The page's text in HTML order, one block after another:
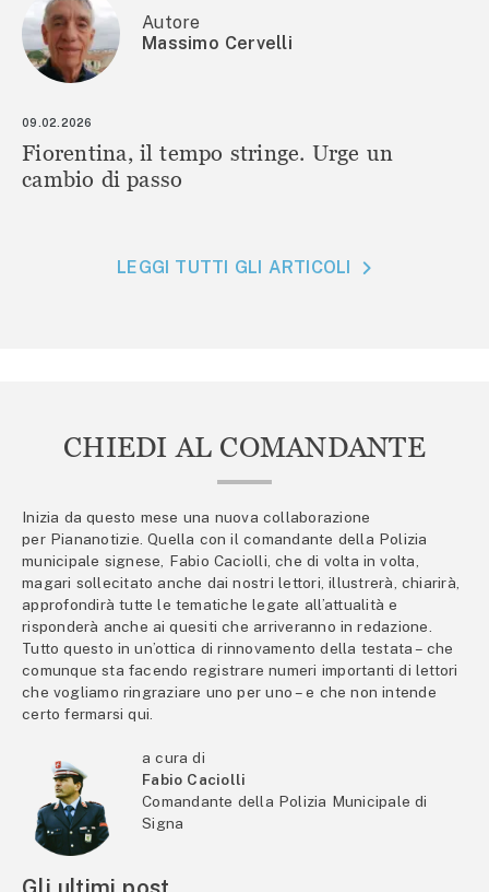
Autore
Massimo Cervelli
09.02.2026
Fiorentina, il tempo stringe. Urge un
cambio di passo
LEGGI TUTTI GLI ARTICOLI
CHIEDI AL COMANDANTE
Inizia da questo mese una nuova collaborazione
per Piananotizie. Quella con il comandante della Polizia
municipale signese, Fabio Caciolli, che di volta in volta,
magari sollecitato anche dai nostri lettori, illustrerà, chiarirà,
approfondirà tutte le tematiche legate all’attualità e
risponderà anche ai quesiti che arriveranno in redazione.
Tutto questo in un’ottica di rinnovamento della testata – che
comunque sta facendo registrare numeri importanti di lettori
che vogliamo ringraziare uno per uno – e che non intende
certo fermarsi qui.
a cura di
Fabio Caciolli
Comandante della Polizia Municipale di
Signa